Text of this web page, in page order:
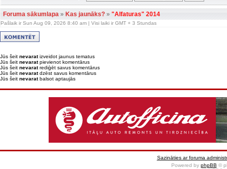
Foruma sākumlapa»Kas jaunāks?»"Alfaturas" 2014
Pašlaik ir Sun Aug 09, 2026 8:40 am | Visi laiki ir GMT + 3 Stundas
Jūs šeit nevaratizveidot jaunus tematus
Jūs šeit nevaratpievienot komentārus
Jūs šeit nevaratrediģēt savus komentārus
Jūs šeit nevaratdzēst savus komentārus
Jūs šeit nevaratbalsot aptaujās
Sazināties ar foruma
Powered by phpBB ©